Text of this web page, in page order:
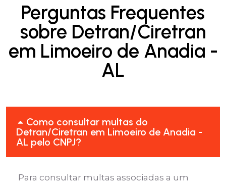
Perguntas Frequentes
sobre Detran/Ciretran
em Limoeiro de Anadia -
AL
Como consultar multas do
Detran/Ciretran em Limoeiro de Anadia -
AL pelo CNPJ?
Para consultar multas associadas a um